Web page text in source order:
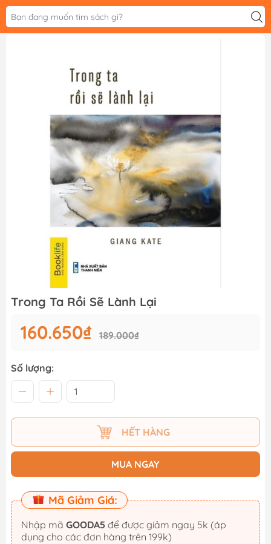
Trong Ta Rồi Sẽ Lành Lại
160.650₫ 189.000₫
Số lượng:
HẾT HÀNG
MUA NGAY
Mã Giảm Giá:
Nhập mã GOODA5
dụng cho các đơn hàng trên 199k)